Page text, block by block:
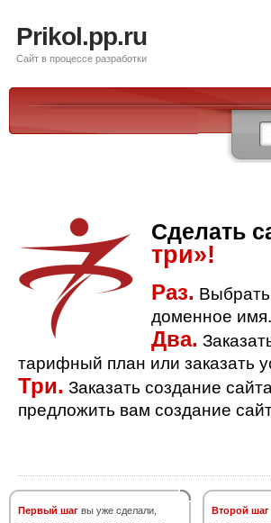
Prikol.pp.ru
Сайт в процессе разработки
Сделать
три»!
Раз.
доменное имя.
Два.
тарифный план или заказать
Три. Заказать создание
предложить вам создание
Первый шаг вы уже сделали,
Второй шаг